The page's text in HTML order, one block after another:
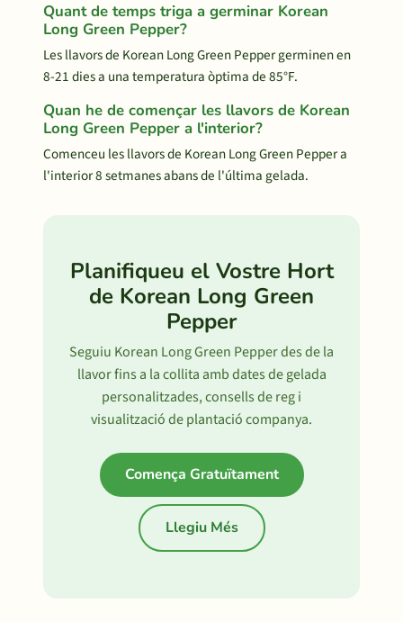
Quant de temps triga a germinar Korean
Long Green Pepper?
Les llavors de Korean Long Green Pepper germinen en
8-21 dies a una temperatura òptima de 85°F.
Quan he de començar les llavors de Korean
Long Green Pepper a l'interior?
Comenceu les llavors de Korean Long Green Pepper a
l'interior 8 setmanes abans de l'última gelada.
Planifiqueu el Vostre Hort
de Korean Long Green
Pepper
Seguiu Korean Long Green Pepper des de la
llavor fins a la collita amb dates de gelada
personalitzades, consells de reg i
visualització de plantació companya.
Comença Gratuïtament
Llegiu Més